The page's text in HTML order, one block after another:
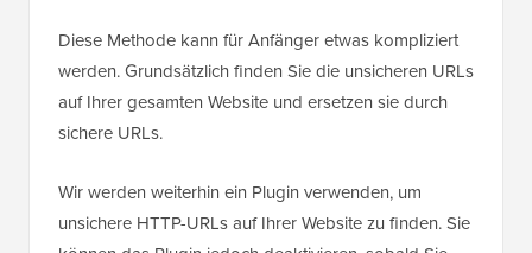
Diese Methode kann für Anfänger etwas kompliziert
werden. Grundsätzlich finden Sie die unsicheren URLs
auf Ihrer gesamten Website und ersetzen sie durch
sichere URLs.
Wir werden weiterhin ein Plugin verwenden, um
unsichere HTTP-URLs auf Ihrer Website zu finden. Sie